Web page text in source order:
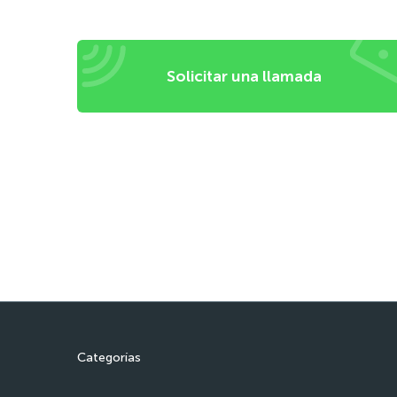
Solicitar una llamada
Categorías